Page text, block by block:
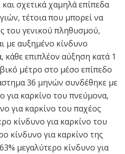
σχετικά χαμηλά επίπεδα
τέτοια που μπορεί να
του γενικού πληθυσμού,
με αυξημένο κίνδυνο
κάθε επιπλέον αύξηση κατά 1
μέτρο στο μέσο επίπεδο
36 μηνών συνδέθηκε με
για καρκίνο του πνεύμονα,
για καρκίνο του παχέος
κίνδυνο για καρκίνο του
κίνδυνο για καρκίνο της
μεγαλύτερο κίνδυνο για